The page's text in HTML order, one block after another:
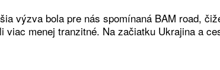
výzva bola pre nás spomínaná BAM road,
menej tranzitné. Na začiatku Ukrajina a